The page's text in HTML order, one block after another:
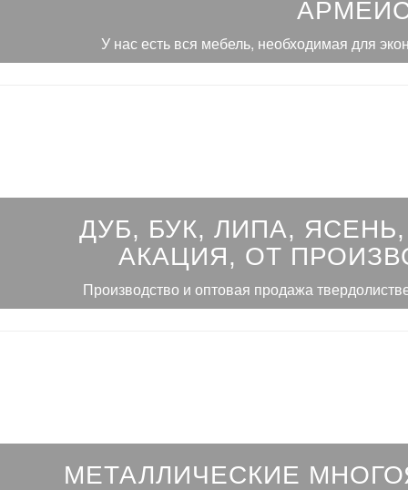
У нас есть вся мебель, необходимая для
ДУБ, БУК, ЛИПА, ЯСЕНЬ,
АКАЦИЯ, ОТ
Производство и оптовая продажа
МЕТАЛЛИЧЕСКИЕ